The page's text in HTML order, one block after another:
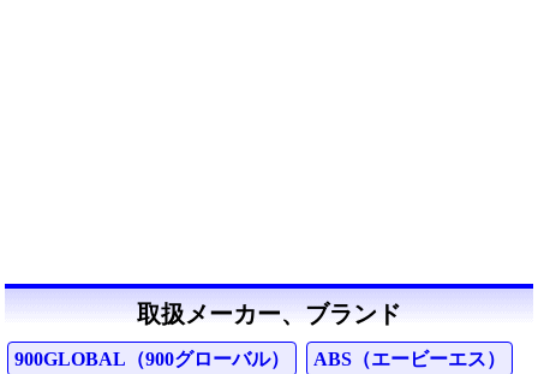
取扱メーカー、ブランド
900GLOBAL（900グローバル）
ABS（エービーエス）